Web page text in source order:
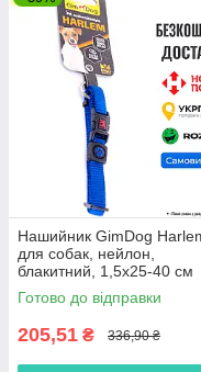
Нашийник GimDog
для собак, нейлон,
блакитний, 1,5х25-40 см
Готово до відправки
205,51 ₴ 336,90 ₴